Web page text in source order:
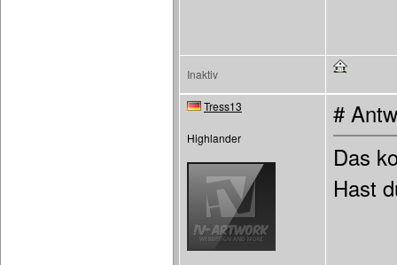
Inaktiv
Tress13
Highlander
#
Das
Hast